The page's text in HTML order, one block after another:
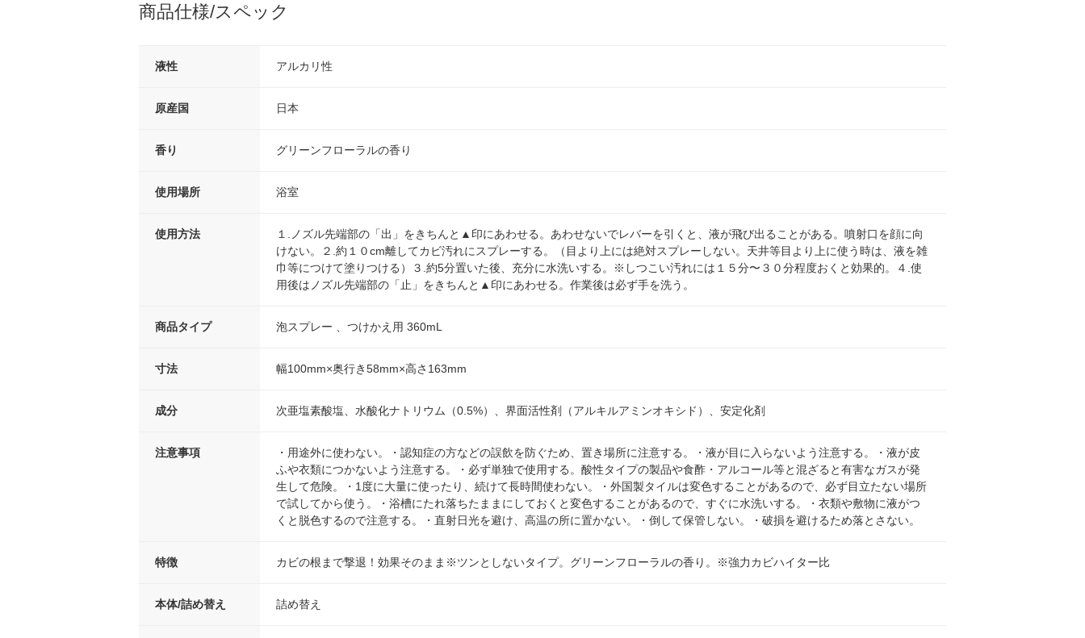
商品仕様/スペック
液性 アルカリ性
原産国 日本
香り グリーンフローラルの香り
使用場所 浴室
使用方法
１.ノズル先端部の「出」をきちんと▲印にあわせる。あわせないでレバーを引くと、液が飛び出ることがある。噴射口を顔に向
けない。２.約１０cm離してカビ汚れにスプレーする。（目より上には絶対スプレーしない。天井等目より上に使う時は、液を雑
巾等につけて塗りつける）３.約5分置いた後、充分に水洗いする。※しつこい汚れには１５分〜３０分程度おくと効果的。４.使
用後はノズル先端部の「止」をきちんと▲印にあわせる。作業後は必ず手を洗う。
商品タイプ 泡スプレー 、つけかえ用 360mL
寸法 幅100mm×奥行き58mm×高さ163mm
成分 次亜塩素酸塩、水酸化ナトリウム（0.5%）、界面活性剤（アルキルアミンオキシド）、安定化剤
注意事項
・用途外に使わない。・認知症の方などの誤飲を防ぐため、置き場所に注意する。・液が目に入らないよう注意する。・液が皮
ふや衣類につかないよう注意する。・必ず単独で使用する。酸性タイプの製品や食酢・アルコール等と混ざると有害なガスが発
生して危険。・1度に大量に使ったり、続けて長時間使わない。・外国製タイルは変色することがあるので、必ず目立たない場所
で試してから使う。・浴槽にたれ落ちたままにしておくと変色することがあるので、すぐに水洗いする。・衣類や敷物に液がつ
くと脱色するので注意する。・直射日光を避け、高温の所に置かない。・倒して保管しない。・破損を避けるため落とさない。
特徴 カビの根まで撃退！効果そのまま※ツンとしないタイプ。グリーンフローラルの香り。※強力カビハイター比
本体/詰め替え 詰め替え